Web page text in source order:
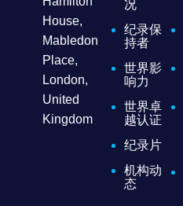
House,
Mabledon
Place,
London,
United
Kingdom
况
纪录保
持者
世界影
响力
世界卓
越认证
纪录片
机构动
态